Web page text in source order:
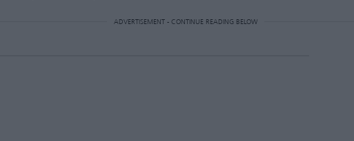
ADVERTISEMENT - CONTINUE READING BELOW